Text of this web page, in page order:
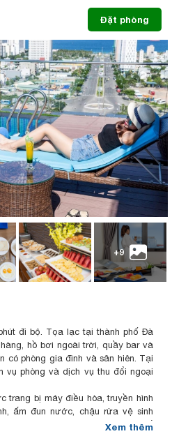
Đặt phòng
+9
đi bộ. Tọa lạc tại thành phố Đà
hồ bơi ngoài trời, quầy bar và
có phòng gia đình và sân hiên. Tại
vụ phòng và dịch vụ thu đổi ngoại
trang bị máy điều hòa, truyền hình
ấm đun nước, chậu rửa vệ sinh
việc. Trong phòng còn có tủ để
Xem thêm